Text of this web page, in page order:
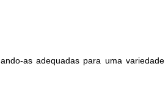
as adequadas para uma variedade